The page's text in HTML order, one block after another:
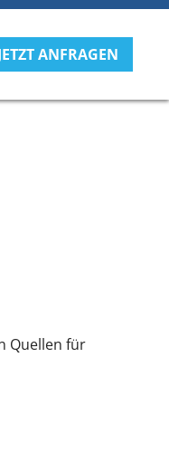
ANFRAGEN
Quellen für